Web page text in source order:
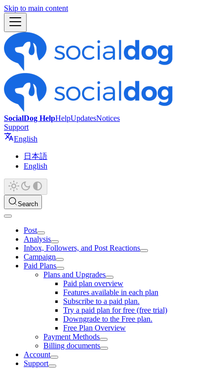
Skip to main content
SocialDog HelpHelpUpdatesNotices
Support
English
日本語
English
Search
Post
Analysis
Inbox, Followers, and Post Reactions
Campaign
Paid Plans
Plans and Upgrades
Paid plan overview
Features available in each plan
Subscribe to a paid plan.
Try a paid plan for free (free trial)
Downgrade to the Free plan.
Free Plan Overview
Payment Methods
Billing documents
Account
Support